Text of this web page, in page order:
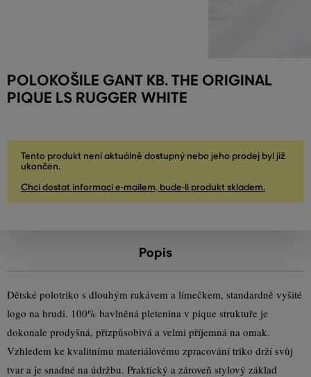
POLOKOŠILE GANT KB. THE ORIGINAL
PIQUE LS RUGGER WHITE
Tento produkt není aktuálně dostupný nebo jeho prodej byl již
ukončen.
Chci dostat informaci e-mailem, bude-li produkt skladem.
Popis
Dětské polotriko s dlouhým rukávem a límečkem, standardně vyšité
logo na hrudi. 100% bavlněná pletenina v pique struktuře je
dokonale prodyšná, přizpůsobivá a velmi příjemná na omak.
Vzhledem ke kvalitnímu materiálovému zpracování triko drží svůj
tvar a je snadné na údržbu. Praktický a zároveň stylový základ